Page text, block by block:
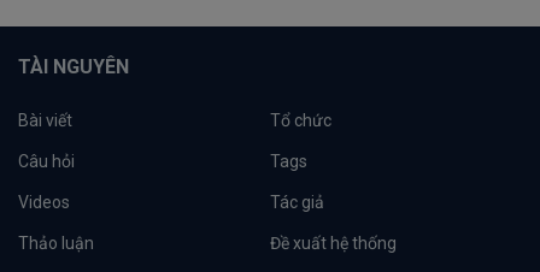
TÀI NGUYÊN
Bài viết Tổ chức
Câu hỏi Tags
Videos Tác giả
Thảo luận Đề xuất hệ thống